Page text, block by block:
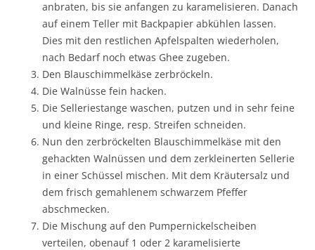
anbraten, bis sie anfangen zu karamelisieren. Danach
auf einem Teller mit Backpapier abkühlen lassen.
Dies mit den restlichen Apfelspalten wiederholen,
nach Bedarf noch etwas Ghee zugeben.
Den Blauschimmelkäse zerbröckeln.
Die Walnüsse fein hacken.
Die Selleriestange waschen, putzen und in sehr feine
und kleine Ringe, resp. Streifen schneiden.
Nun den zerbröckelten Blauschimmelkäse mit den
gehackten Walnüssen und dem zerkleinerten Sellerie
in einer Schüssel mischen. Mit dem Kräutersalz und
dem frisch gemahlenem schwarzem Pfeffer
abschmecken.
Die Mischung auf den Pumpernickelscheiben
verteilen, obenauf 1 oder 2 karamelisierte